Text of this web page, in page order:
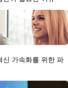
가속화를 위한 파